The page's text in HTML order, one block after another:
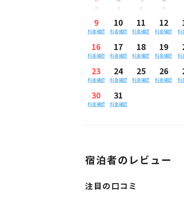
9
料金確認
10
料金確認
11
料金確認
12
料金確認 料
16
料金確認
17
料金確認
18
料金確認
19
料金確認 料
23
料金確認
24
料金確認
25
料金確認
26
料金確認 料
30
料金確認
31
料金確認
宿泊者のレビュー
注目の口コミ